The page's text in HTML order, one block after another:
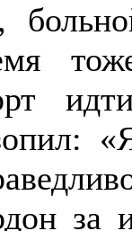
за